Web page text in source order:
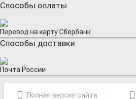
Способы оплаты
Перевод на карту Сбербанк
Способы доставки
Почта России
Полная версия сайта